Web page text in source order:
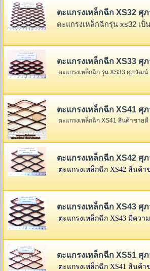
ตะแกรงเหล็กฉีก XS32 ศุภวัฒน์ เม
ตะแกรงเหล็กฉีก XS33 ศุภวัฒน์ เม
ตะแกรงเหล็กฉีก รุ่น XS33 ศุภวัฒน์
ตะแกรงเหล็กฉีก XS41 ศุภวัฒน์ เม
ตะแกรงเหล็กฉีก XS42 ศุภวัฒน์ เม
ตะแกรงเหล็กฉีก XS42 สินค้าขายดี ใช้ได้กว้างขวางหลายง
ตะแกรงเหล็กฉีก XS43 ศุภวัฒน์ เม
ตะแกรงเหล็กฉีก XS43 มีความแข็งแรง นิยมใช้ในงานปูพื้นลอย เ
ตะแกรงเหล็กฉีก XS51 ศุภวัฒน์ เม
ตะแกรงเหล็กฉีก XS41 สินค้าขายดี